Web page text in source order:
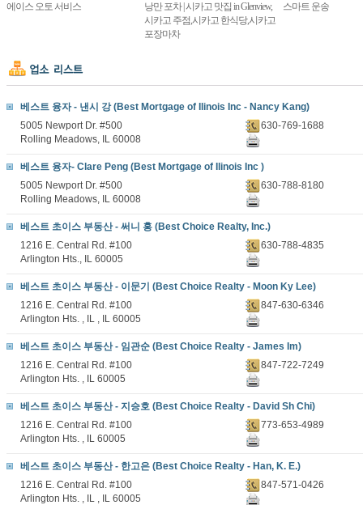
에이스 오토 서비스
낭만 포차 | 시카고 맛집 in Glenview,
시카고 주점,시카고 한식당,시카고
포장마차
스마트 운송
베스트 융자 - 낸시 강 (Best Mortgage of Ilinois Inc - Nancy Kang)
5005 Newport Dr. #500
Rolling Meadows, IL 60008
630-769-1688
베스트 융자- Clare Peng (Best Mortgage of Ilinois Inc )
5005 Newport Dr. #500
Rolling Meadows, IL 60008
630-788-8180
베스트 초이스 부동산 - 써니 홍 (Best Choice Realty, Inc.)
1216 E. Central Rd. #100
Arlington Hts., IL 60005
630-788-4835
베스트 초이스 부동산 - 이문기 (Best Choice Realty - Moon Ky Lee)
1216 E. Central Rd. #100
Arlington Hts. , IL , IL 60005
847-630-6346
베스트 초이스 부동산 - 임관순 (Best Choice Realty - James Im)
1216 E. Central Rd. #100
Arlington Hts. , IL 60005
847-722-7249
베스트 초이스 부동산 - 지승호 (Best Choice Realty - David Sh Chi)
1216 E. Central Rd. #100
Arlington Hts. , IL 60005
773-653-4989
베스트 초이스 부동산 - 한고은 (Best Choice Realty - Han, K. E.)
1216 E. Central Rd. #100
Arlington Hts. , IL , IL 60005
847-571-0426